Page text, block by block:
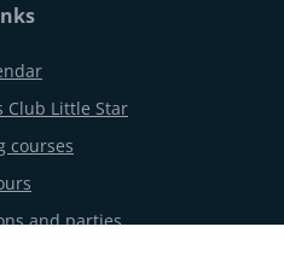
Club Little Star
courses
and parties